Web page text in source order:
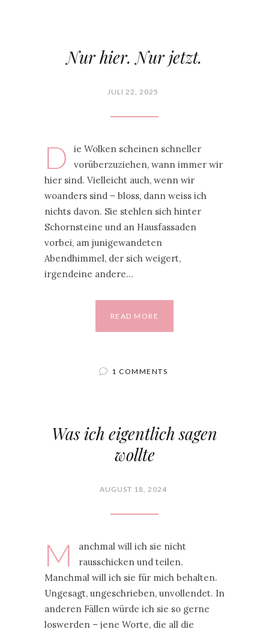
Nur hier. Nur jetzt.
JULI 22, 2025
D
ie Wolken scheinen schneller
vorüberzuziehen, wann immer wir
hier sind. Vielleicht auch, wenn wir
woanders sind – bloss, dann weiss ich
nichts davon. Sie stehlen sich hinter
Schornsteine und an Hausfassaden
vorbei, am junigewandeten
Abendhimmel, der sich weigert,
irgendeine andere…
READ MORE
1 COMMENTS
Was ich eigentlich sagen
wollte
AUGUST 18, 2024
M
anchmal will ich sie nicht
rausschicken und teilen.
Manchmal will ich sie für mich behalten.
Ungesagt, ungeschrieben, unvollendet. In
anderen Fällen würde ich sie so gerne
loswerden – jene Worte, die all die